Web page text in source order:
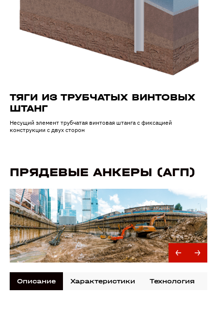
ТЯГИ ИЗ ТРУБЧАТЫХ ВИНТОВЫХ
ШТАНГ
Несущий элемент трубчатая винтовая штанга с фиксацией
конструкции с двух сторон
ПРЯДЕВЫЕ АНКЕРЫ (АГП)
Описание Характеристики Технология